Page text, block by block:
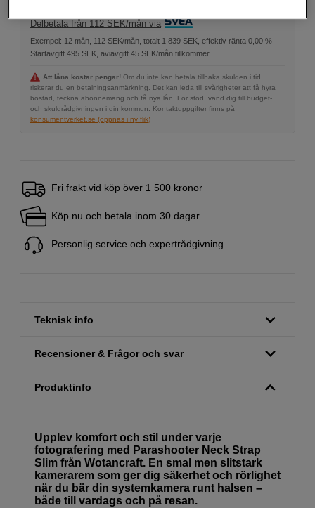
Delbetala från 112 SEK/mån via
Exempel: 12 mån, 112 SEK/mån, totalt 1 839 SEK, effektiv ränta 0,00 %
Startavgift 495 SEK, aviavgift 45 SEK/mån tillkommer
Att låna kostar pengar! Om du inte kan betala tillbaka skulden i tid
riskerar du en betalningsanmärkning. Det kan leda till svårigheter att få hyra
bostad, teckna abonnemang och få nya lån. För stöd, vänd dig till budget-
och skuldrådgivningen i din kommun. Kontaktuppgifter finns på
konsumentverket.se (öppnas i ny flik)
Fri frakt vid köp över 1 500 kronor
Köp nu och betala inom 30 dagar
Personlig service och expertrådgivning
Teknisk info
Recensioner & Frågor och svar
Produktinfo
Upplev komfort och stil under varje
fotografering med Parashooter Neck Strap
Slim från Wotancraft. En smal men slitstark
kamerarem som ger dig säkerhet och rörlighet
när du bär din systemkamera runt halsen –
både till vardags och på resan.